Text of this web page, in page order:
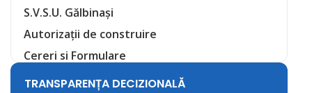
S.V.S.U. Gălbinași
Autorizații de construire
Cereri si Formulare
TRANSPARENȚA DECIZIONALĂ